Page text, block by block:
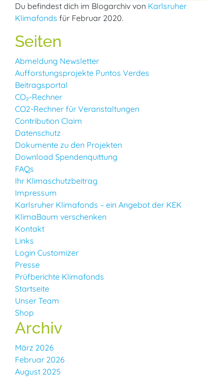
Du befindest dich im Blogarchiv von Karlsruher
Klimafonds für Februar 2020.
Seiten
Abmeldung Newsletter
Aufforstungsprojekte Puntos Verdes
Beitragsportal
CO₂-Rechner
CO2-Rechner für Veranstaltungen
Contribution Claim
Datenschutz
Dokumente zu den Projekten
Download Spendenquittung
FAQs
Ihr Klimaschutzbeitrag
Impressum
Karlsruher Klimafonds – ein Angebot der KEK
KlimaBaum verschenken
Kontakt
Links
Login Customizer
Presse
Prüfberichte Klimafonds
Startseite
Unser Team
Shop
Archiv
März 2026
Februar 2026
August 2025